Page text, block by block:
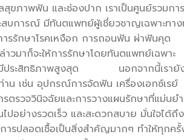
พฟัน และช่องปาก เราเป็นศูนย์รวมกา
บการณ์ มีทันตแพทย์ผู้เชี่ยวชาญเฉพาะทา
รักษาโรคเหงือก การถอนฟัน ผ่าฟันคุด
วมาก็จะให้การรักษาโดยทันตแพทย์เฉพาะ
ษามีประสิทธิภาพสูงสุด นอกจากนี้เรายั
น เช่น อุปกรณ์การจัดฟัน เครื่องเอกซ์เรย์
รวจวินิจฉัยและการวางแผนรักษาที่แม่นยำ
อย่างรวดเร็ว และสะดวกสบาย มั่นใจได้ถึง
รปลอดเชื้อเป็นสิ่งสำคัญมากๆ ทำให้ทุกค